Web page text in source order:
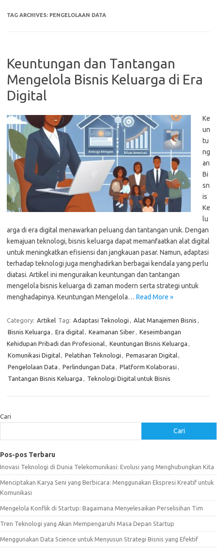
TAG ARCHIVES: PENGELOLAAN DATA
Keuntungan dan Tantangan
Mengelola Bisnis Keluarga di Era
Digital
Ke
un
tu
ng
an
Bi
sn
is
Ke
lu
arga di era digital menawarkan peluang dan tantangan unik. Dengan
kemajuan teknologi, bisnis keluarga dapat memanfaatkan alat digital
untuk meningkatkan efisiensi dan jangkauan pasar. Namun, adaptasi
terhadap teknologi juga menghadirkan berbagai kendala yang perlu
diatasi. Artikel ini menguraikan keuntungan dan tantangan
mengelola bisnis keluarga di zaman modern serta strategi untuk
menghadapinya. Keuntungan Mengelola… Read More »
Category: Artikel Tag: Adaptasi Teknologi , Alat Manajemen Bisnis ,
Bisnis Keluarga , Era digital, Keamanan Siber, Keseimbangan
Kehidupan Pribadi dan Profesional, Keuntungan Bisnis Keluarga ,
Komunikasi Digital, Pelatihan Teknologi , Pemasaran Digital,
Pengelolaan Data , Perlindungan Data , Platform Kolaborasi ,
Tantangan Bisnis Keluarga , Teknologi Digital untuk Bisnis
Cari
Cari
Pos-pos Terbaru
Inovasi Teknologi di Dunia Telekomunikasi: Evolusi yang Menghubungkan Kita
Menciptakan Karya Seni yang Berbicara: Menggunakan Ekspresi Kreatif untuk
Komunikasi
Mengelola Konflik di Startup: Bagaimana Menyelesaikan Perselisihan Tim
Tren Teknologi yang Akan Mempengaruhi Masa Depan Startup
Menggunakan Data Science untuk Menyusun Strategi Bisnis yang Efektif